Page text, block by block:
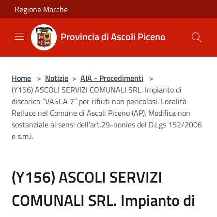
Salta al contenuto principale
Regione Marche
Provincia di Ascoli Piceno
Home > Notizie > AIA - Procedimenti >
(Y156) ASCOLI SERVIZI COMUNALI SRL. Impianto di
discarica “VASCA 7” per rifiuti non pericolosi. Località
Relluce nel Comune di Ascoli Piceno (AP). Modifica non
sostanziale ai sensi dell’art.29-nonies del D.Lgs 152/2006
e s.m.i.
(Y156) ASCOLI SERVIZI
COMUNALI SRL. Impianto di